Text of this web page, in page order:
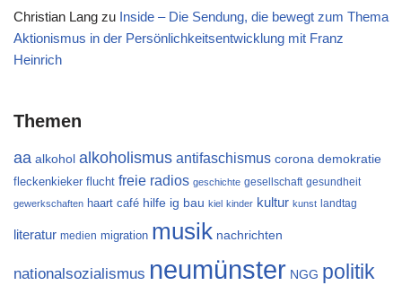
Christian Lang zu Inside – Die Sendung, die bewegt zum Thema
Aktionismus in der Persönlichkeitsentwicklung mit Franz
Heinrich
Themen
aa alkohol alkoholismus antifaschismus corona demokratie
fleckenkieker flucht freie radios geschichte gesellschaft gesundheit
gewerkschaften haart café hilfe ig bau kiel kinder kultur kunst landtag
literatur medien migration musik nachrichten
nationalsozialismus neumünster NGG politik